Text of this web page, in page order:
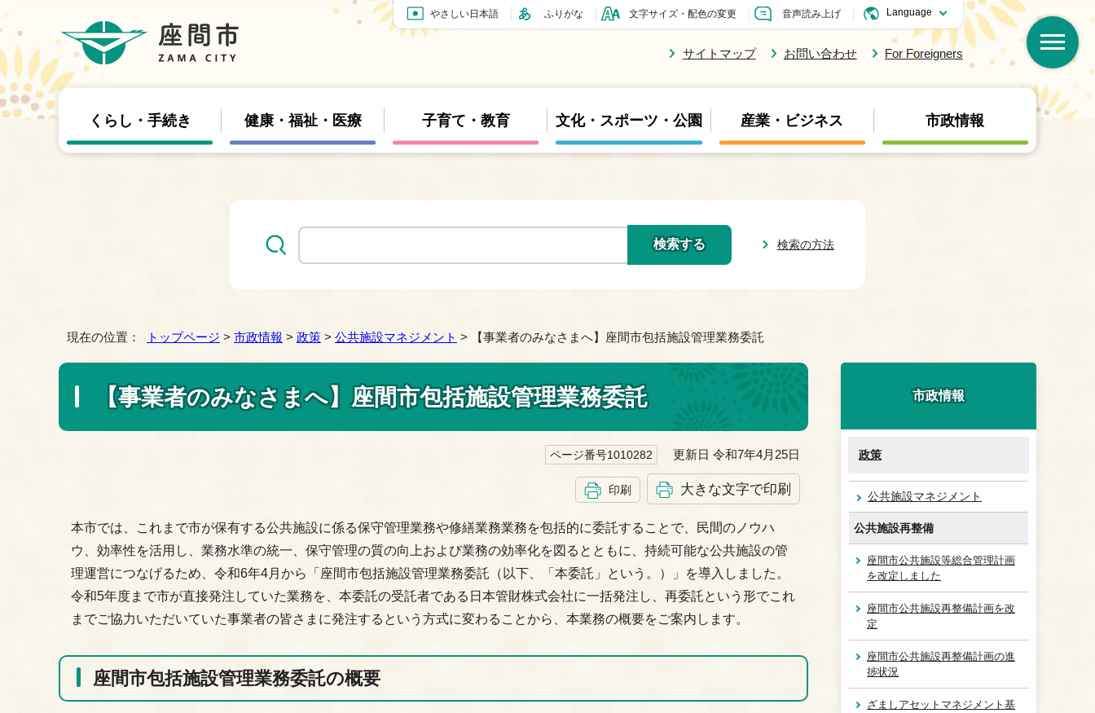
やさしい日本語 ふりがな 文字サイズ・配色の変更 音声読み上げ
サイトマップ お問い合わせ For Foreigners
くらし・手続き 健康・福祉・医療 子育て・教育 文化・スポーツ・公園 産業・ビジネス 市政情報
検索の方法
現在の位置： トップページ > 市政情報 > 政策 > 公共施設マネジメント > 【事業者のみなさまへ】座間市包括施設管理業務委託
【事業者のみなさまへ】座間市包括施設管理業務委託
ページ番号1010282 更新日 令和7年4月25日
印刷 大きな文字で印刷
本市では、これまで市が保有する公共施設に係る保守管理業務や修繕業務業務を包括的に委託することで、民間のノウハ
ウ、効率性を活用し、業務水準の統一、保守管理の質の向上および業務の効率化を図るとともに、持続可能な公共施設の管
理運営につなげるため、令和6年4月から「座間市包括施設管理業務委託（以下、「本委託」という。）」を導入しました。
令和5年度まで市が直接発注していた業務を、本委託の受託者である日本管財株式会社に一括発注し、再委託という形でこれ
までご協力いただいていた事業者の皆さまに発注するという方式に変わることから、本業務の概要をご案内します。
座間市包括施設管理業務委託の概要
市政情報
政策
公共施設マネジメント
公共施設再整備
座間市公共施設等総合管理計画
を改定しました
座間市公共施設再整備計画を改
定
座間市公共施設再整備計画の進
捗状況
ざましアセットマネジメント基